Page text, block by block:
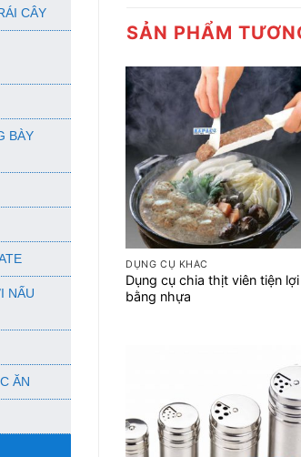
CÂY
BÀY
NẤU
ĂN
SẢN PHẨM
+
DỤNG CỤ KHÁC
Dụng cụ chia thịt viên tiện lợi
bằng nhựa